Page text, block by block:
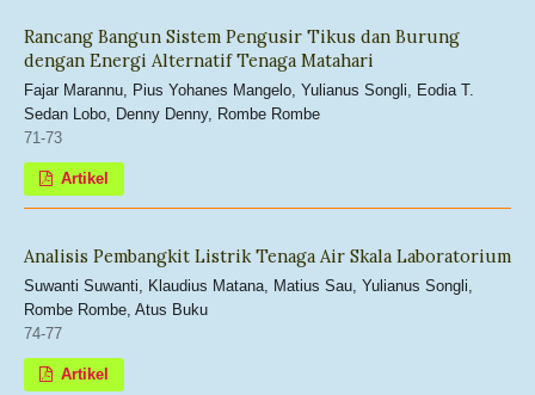
Rancang Bangun Sistem Pengusir Tikus dan Burung
dengan Energi Alternatif Tenaga Matahari
Fajar Marannu, Pius Yohanes Mangelo, Yulianus Songli, Eodia T.
Sedan Lobo, Denny Denny, Rombe Rombe
71-73
Artikel
Analisis Pembangkit Listrik Tenaga Air Skala Laboratorium
Suwanti Suwanti, Klaudius Matana, Matius Sau, Yulianus Songli,
Rombe Rombe, Atus Buku
74-77
Artikel